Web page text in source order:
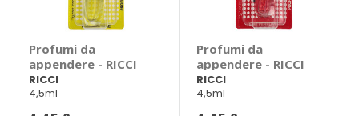
Profumi da
appendere - RICCI
RICCI
4,5ml
Profumi da
appendere - RICCI
RICCI
4,5ml